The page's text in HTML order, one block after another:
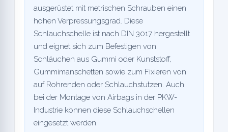
ausgerüstet mit metrischen Schrauben einen
hohen Verpressungsgrad. Diese
Schlauchschelle ist nach DIN 3017 hergestellt
und eignet sich zum Befestigen von
Schläuchen aus Gummi oder Kunststoff,
Gummimanschetten sowie zum Fixieren von
auf Rohrenden oder Schlauchstutzen. Auch
bei der Montage von Airbags in der PKW-
Industrie können diese Schlauchschellen
eingesetzt werden.